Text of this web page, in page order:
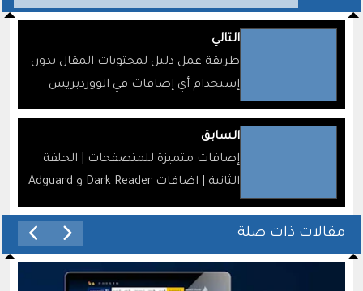
التالي
طريقة عمل دليل لمحتويات المقال بدون
إستخدام أي إضافات في الووردبريس
وبشكل مجاني
السابق
إضافات متميزة للمتصفحات | الحلقة
الثانية | اضافات Dark Reader و Adguard
و IDM Integration Module
مقالات ذات صلة